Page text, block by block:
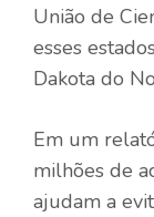
União de
esses
Dakota do
Em um
milhões de
ajudam a